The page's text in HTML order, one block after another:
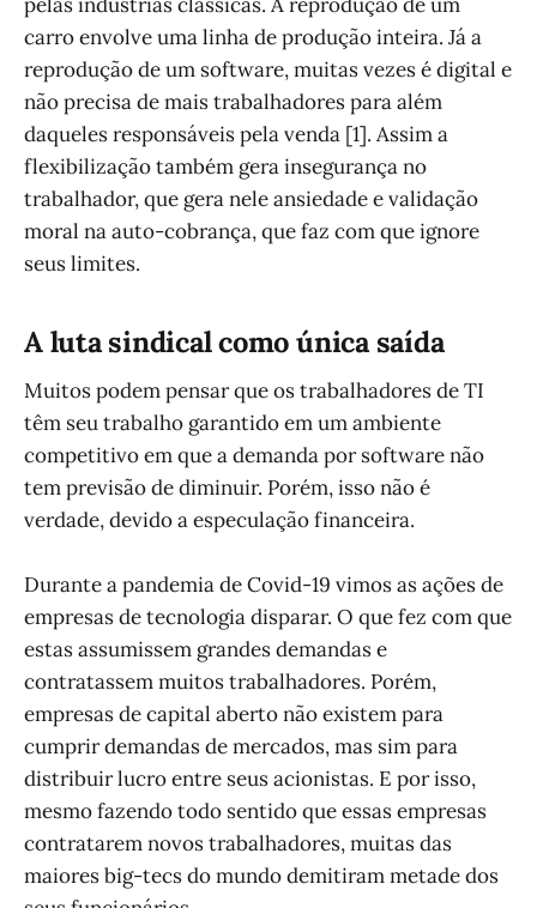
carro envolve uma linha de produção inteira. Já a
reprodução de um software, muitas vezes é digital e
não precisa de mais trabalhadores para além
daqueles responsáveis pela venda [1]. Assim a
flexibilização também gera insegurança no
trabalhador, que gera nele ansiedade e validação
moral na auto-cobrança, que faz com que ignore
seus limites.
A luta sindical como única saída
Muitos podem pensar que os trabalhadores de TI
têm seu trabalho garantido em um ambiente
competitivo em que a demanda por software não
tem previsão de diminuir. Porém, isso não é
verdade, devido a especulação financeira.
Durante a pandemia de Covid-19 vimos as ações de
empresas de tecnologia disparar. O que fez com que
estas assumissem grandes demandas e
contratassem muitos trabalhadores. Porém,
empresas de capital aberto não existem para
cumprir demandas de mercados, mas sim para
distribuir lucro entre seus acionistas. E por isso,
mesmo fazendo todo sentido que essas empresas
contratarem novos trabalhadores, muitas das
maiores big-tecs do mundo demitiram metade dos